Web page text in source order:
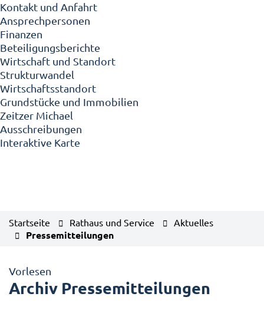
Kontakt und Anfahrt
Ansprechpersonen
Finanzen
Beteiligungsberichte
Wirtschaft und Standort
Strukturwandel
Wirtschaftsstandort
Grundstücke und Immobilien
Zeitzer Michael
Ausschreibungen
Interaktive Karte
Startseite Rathaus und Service Aktuelles
Pressemitteilungen
Vorlesen
Archiv Pressemitteilungen